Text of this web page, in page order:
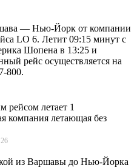
— Нью-Йорк от компании
LO 6. Летит 09:15 минут с
Шопена в 13:25 и
рейс осуществляется на
800.
летает 1
компания летающая без
из Варшавы до Нью-Йорка